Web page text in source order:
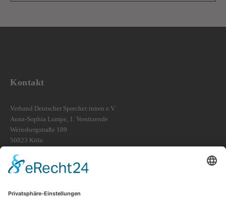
Kontakt
Verband Deutscher Sprecher:innen e.V.
Anna-Sophia Lumpe, 1. Vorsitzende
Weinsbergstraße 189
50823 Köln
VDS-Hotline: 0221 – 29245471
Rechtliches